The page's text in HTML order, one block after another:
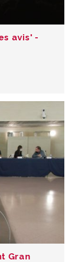
avis' -
Gran